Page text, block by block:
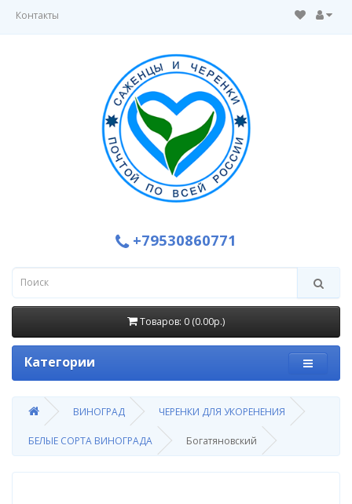
Контакты
+79530860771
Товаров: 0 (0.00р.)
Категории
ВИНОГРАД ЧЕРЕНКИ ДЛЯ УКОРЕНЕНИЯ
БЕЛЫЕ СОРТА ВИНОГРАДА Богатяновский